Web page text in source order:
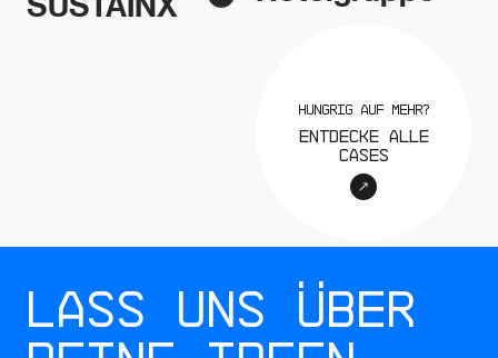
Hungrig auf mehr?
Entdecke alle
Cases
Lass uns über